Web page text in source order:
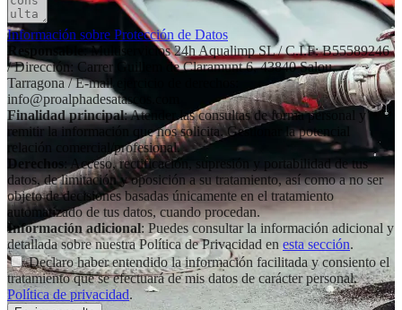
Información sobre Protección de Datos
Responsable
: Multiservicios 24h Aqualimp SL / C.I.F: B55589246
/ Dirección: Carrer Guillem de Claramunt 6, 43840 Salou,
Tarragona / E-mail ejercicio de derechos:
info@proalphadesatascos.com
Finalidad principal: Atender las consultas de forma personal y
remitir la información que nos solicita. Gestionar la potencial
relación comercial/profesional.
Derechos
: Acceso, rectificación, supresión y portabilidad de tus
datos, de limitación y oposición a su tratamiento, así como a no ser
objeto de decisiones basadas únicamente en el tratamiento
automatizado de tus datos, cuando procedan.
Información adicional: Puedes consultar la información adicional y
detallada sobre nuestra Política de Privacidad en esta sección.
Declaro haber entendido la información facilitada y consiento el
tratamiento que se efectuará de mis datos de carácter personal.
Política de privacidad.